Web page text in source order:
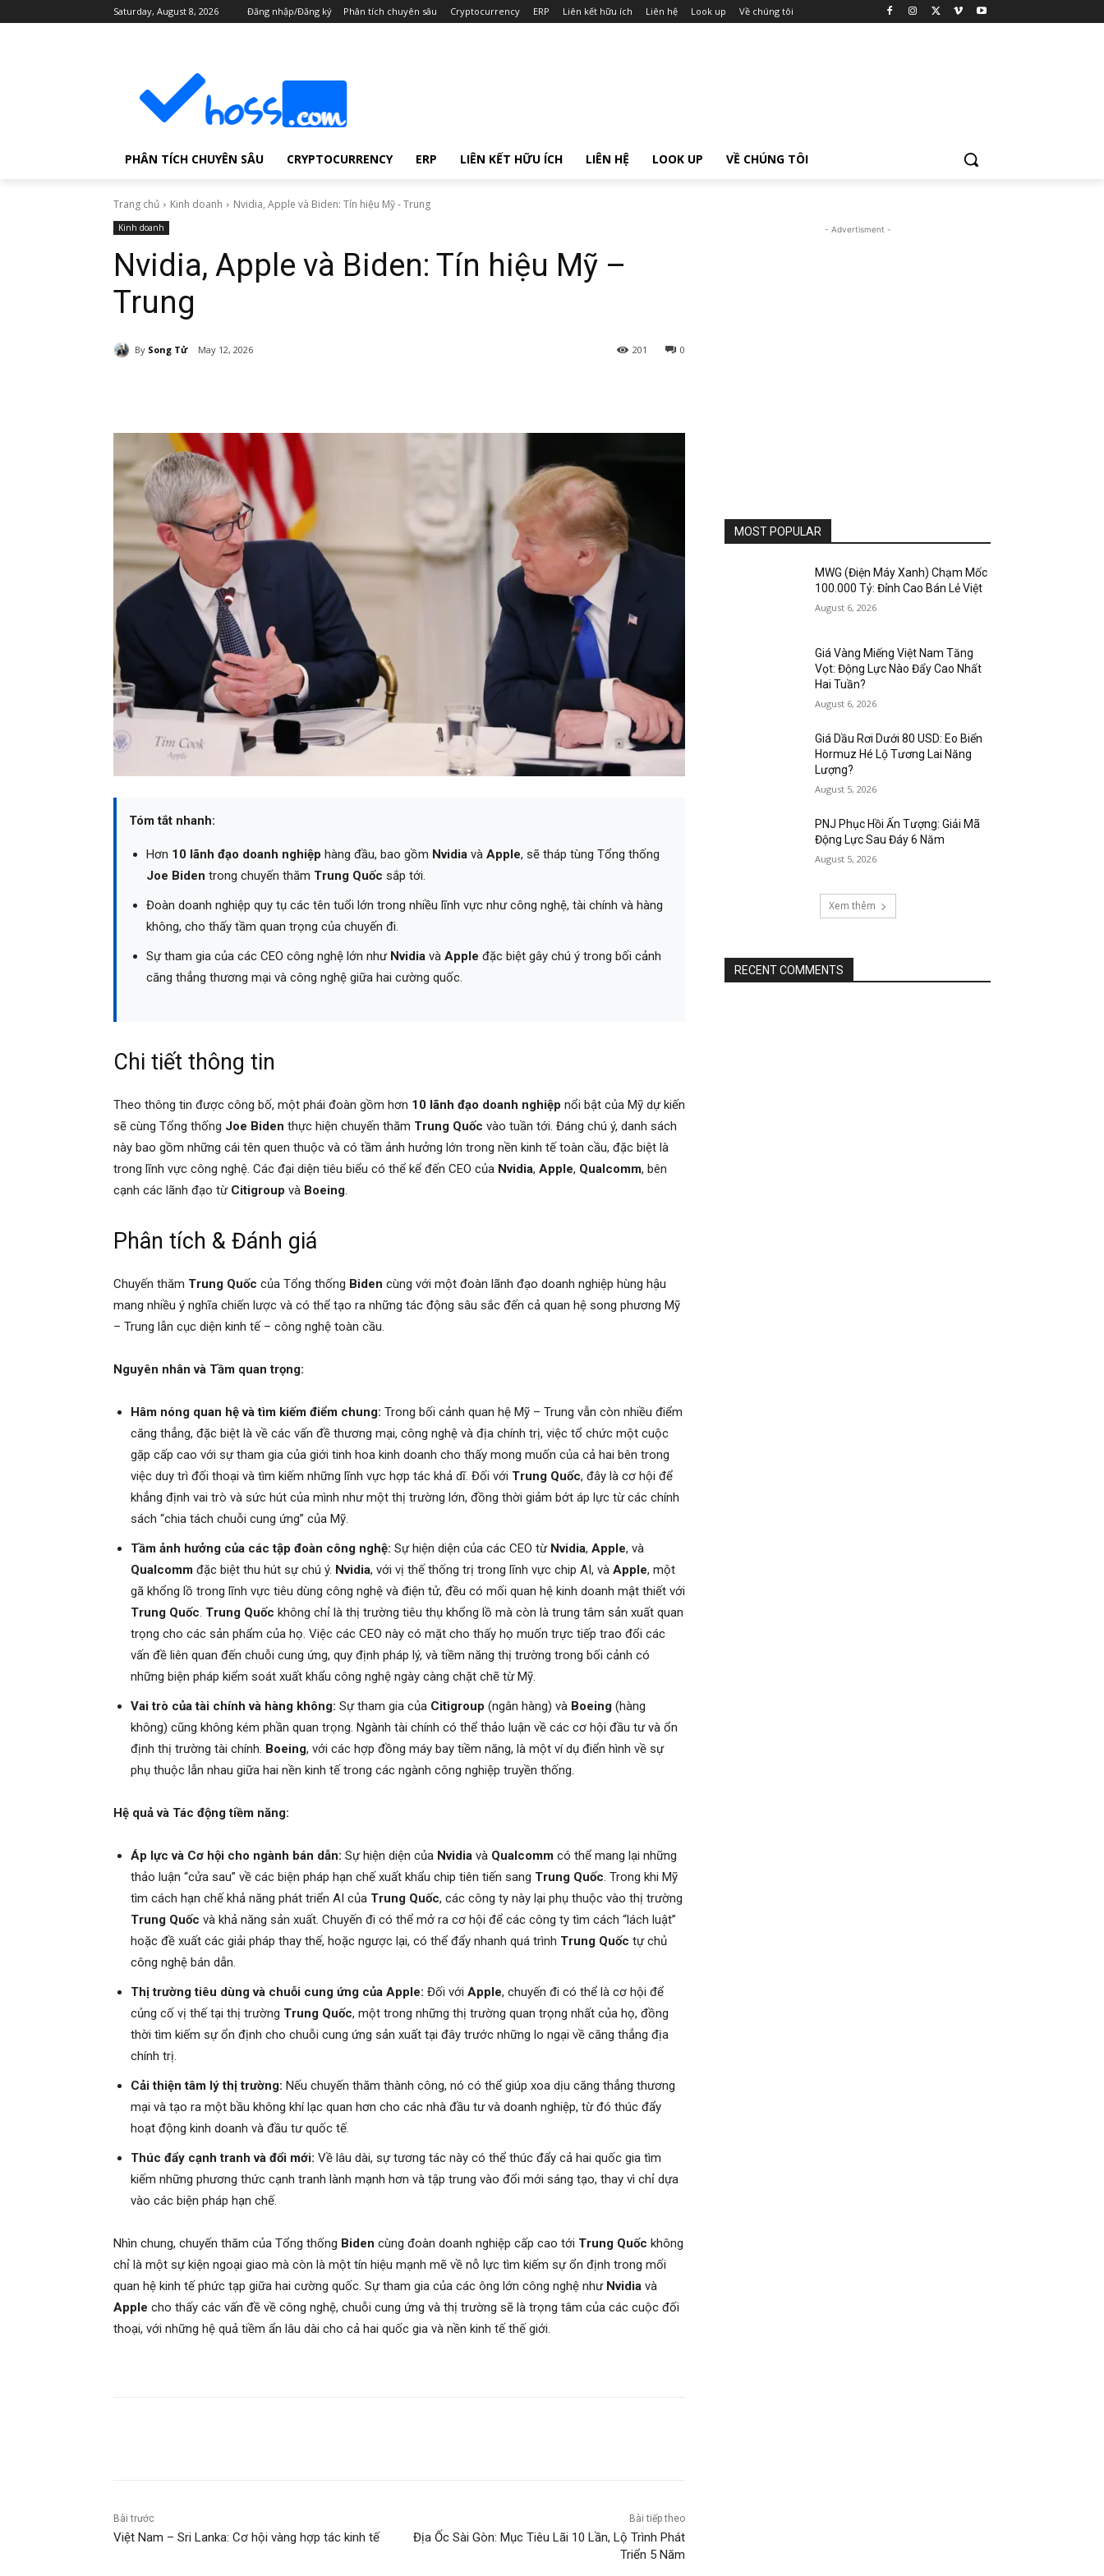
Saturday, August 8, 2026 Đăng nhập/Đăng ký Phân tích chuyên sâu Cryptocurrency ERP Liên kết hữu ích Liên hệ Look up Về chúng tôi
PHÂN TÍCH CHUYÊN SÂU CRYPTOCURRENCY ERP LIÊN KẾT HỮU ÍCH LIÊN HỆ LOOK UP VỀ CHÚNG TÔI
Trang chủ Kinh doanh Nvidia, Apple và Biden: Tín hiệu Mỹ - Trung
Kinh doanh
Nvidia, Apple và Biden: Tín hiệu Mỹ –
Trung
By Song Tử May 12, 2026 0
201
Tóm tắt nhanh:
Hơn 10 lãnh đạo doanh nghiệp hàng đầu, bao gồm Nvidia và Apple, sẽ tháp tùng Tổng thống
Joe Biden trong chuyến thăm Trung Quốc sắp tới.
Đoàn doanh nghiệp quy tụ các tên tuổi lớn trong nhiều lĩnh vực như công nghệ, tài chính và hàng
không, cho thấy tầm quan trọng của chuyến đi.
Sự tham gia của các CEO công nghệ lớn như Nvidia và Apple đặc biệt gây chú ý trong bối cảnh
căng thẳng thương mại và công nghệ giữa hai cường quốc.
Chi tiết thông tin
Theo thông tin được công bố, một phái đoàn gồm hơn 10 lãnh đạo doanh nghiệp nổi bật của Mỹ dự kiến
sẽ cùng Tổng thống Joe Biden thực hiện chuyến thăm Trung Quốc vào tuần tới. Đáng chú ý, danh sách
này bao gồm những cái tên quen thuộc và có tầm ảnh hưởng lớn trong nền kinh tế toàn cầu, đặc biệt là
trong lĩnh vực công nghệ. Các đại diện tiêu biểu có thể kể đến CEO của Nvidia, Apple, Qualcomm, bên
cạnh các lãnh đạo từ Citigroup và Boeing.
Phân tích & Đánh giá
Chuyến thăm Trung Quốc của Tổng thống Biden cùng với một đoàn lãnh đạo doanh nghiệp hùng hậu
mang nhiều ý nghĩa chiến lược và có thể tạo ra những tác động sâu sắc đến cả quan hệ song phương Mỹ
– Trung lẫn cục diện kinh tế – công nghệ toàn cầu.
Nguyên nhân và Tầm quan trọng:
Hâm nóng quan hệ và tìm kiếm điểm chung: Trong bối cảnh quan hệ Mỹ – Trung vẫn còn nhiều điểm
căng thẳng, đặc biệt là về các vấn đề thương mại, công nghệ và địa chính trị, việc tổ chức một cuộc
gặp cấp cao với sự tham gia của giới tinh hoa kinh doanh cho thấy mong muốn của cả hai bên trong
việc duy trì đối thoại và tìm kiếm những lĩnh vực hợp tác khả dĩ. Đối với Trung Quốc, đây là cơ hội để
khẳng định vai trò và sức hút của mình như một thị trường lớn, đồng thời giảm bớt áp lực từ các chính
sách “chia tách chuỗi cung ứng” của Mỹ.
Tầm ảnh hưởng của các tập đoàn công nghệ: Sự hiện diện của các CEO từ Nvidia, Apple, và
Qualcomm đặc biệt thu hút sự chú ý. Nvidia, với vị thế thống trị trong lĩnh vực chip AI, và Apple, một
gã khổng lồ trong lĩnh vực tiêu dùng công nghệ và điện tử, đều có mối quan hệ kinh doanh mật thiết với
Trung Quốc. Trung Quốc không chỉ là thị trường tiêu thụ khổng lồ mà còn là trung tâm sản xuất quan
trọng cho các sản phẩm của họ. Việc các CEO này có mặt cho thấy họ muốn trực tiếp trao đổi các
vấn đề liên quan đến chuỗi cung ứng, quy định pháp lý, và tiềm năng thị trường trong bối cảnh có
những biện pháp kiểm soát xuất khẩu công nghệ ngày càng chặt chẽ từ Mỹ.
Vai trò của tài chính và hàng không: Sự tham gia của Citigroup (ngân hàng) và Boeing (hàng
không) cũng không kém phần quan trọng. Ngành tài chính có thể thảo luận về các cơ hội đầu tư và ổn
định thị trường tài chính. Boeing, với các hợp đồng máy bay tiềm năng, là một ví dụ điển hình về sự
phụ thuộc lẫn nhau giữa hai nền kinh tế trong các ngành công nghiệp truyền thống.
Hệ quả và Tác động tiềm năng:
Áp lực và Cơ hội cho ngành bán dẫn: Sự hiện diện của Nvidia và Qualcomm có thể mang lại những
thảo luận “cửa sau” về các biện pháp hạn chế xuất khẩu chip tiên tiến sang Trung Quốc. Trong khi Mỹ
tìm cách hạn chế khả năng phát triển AI của Trung Quốc, các công ty này lại phụ thuộc vào thị trường
Trung Quốc và khả năng sản xuất. Chuyến đi có thể mở ra cơ hội để các công ty tìm cách “lách luật”
hoặc đề xuất các giải pháp thay thế, hoặc ngược lại, có thể đẩy nhanh quá trình Trung Quốc tự chủ
công nghệ bán dẫn.
Thị trường tiêu dùng và chuỗi cung ứng của Apple: Đối với Apple, chuyến đi có thể là cơ hội để
củng cố vị thế tại thị trường Trung Quốc, một trong những thị trường quan trọng nhất của họ, đồng
thời tìm kiếm sự ổn định cho chuỗi cung ứng sản xuất tại đây trước những lo ngại về căng thẳng địa
chính trị.
Cải thiện tâm lý thị trường: Nếu chuyến thăm thành công, nó có thể giúp xoa dịu căng thẳng thương
mại và tạo ra một bầu không khí lạc quan hơn cho các nhà đầu tư và doanh nghiệp, từ đó thúc đẩy
hoạt động kinh doanh và đầu tư quốc tế.
Thúc đẩy cạnh tranh và đổi mới: Về lâu dài, sự tương tác này có thể thúc đẩy cả hai quốc gia tìm
kiếm những phương thức cạnh tranh lành mạnh hơn và tập trung vào đổi mới sáng tạo, thay vì chỉ dựa
vào các biện pháp hạn chế.
Nhìn chung, chuyến thăm của Tổng thống Biden cùng đoàn doanh nghiệp cấp cao tới Trung Quốc không
chỉ là một sự kiện ngoại giao mà còn là một tín hiệu mạnh mẽ về nỗ lực tìm kiếm sự ổn định trong mối
quan hệ kinh tế phức tạp giữa hai cường quốc. Sự tham gia của các ông lớn công nghệ như Nvidia và
Apple cho thấy các vấn đề về công nghệ, chuỗi cung ứng và thị trường sẽ là trọng tâm của các cuộc đối
thoại, với những hệ quả tiềm ẩn lâu dài cho cả hai quốc gia và nền kinh tế thế giới.
Bài trước
Việt Nam – Sri Lanka: Cơ hội vàng hợp tác kinh tế
Bài tiếp theo
Địa Ốc Sài Gòn: Mục Tiêu Lãi 10 Lần, Lộ Trình Phát
Triển 5 Năm
- Advertisment -
MOST POPULAR
MWG (Điện Máy Xanh) Chạm Mốc
100.000 Tỷ: Đỉnh Cao Bán Lẻ Việt
August 6, 2026
Giá Vàng Miếng Việt Nam Tăng
Vọt: Động Lực Nào Đẩy Cao Nhất
Hai Tuần?
August 6, 2026
Giá Dầu Rơi Dưới 80 USD: Eo Biển
Hormuz Hé Lộ Tương Lai Năng
Lượng?
August 5, 2026
PNJ Phục Hồi Ấn Tượng: Giải Mã
Động Lực Sau Đáy 6 Năm
August 5, 2026
Xem thêm
RECENT COMMENTS